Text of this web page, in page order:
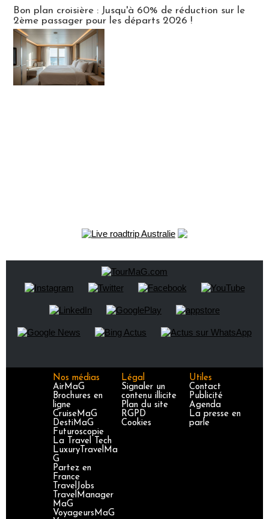
Bon plan croisière : Jusqu'à 60% de réduction sur le
2ème passager pour les départs 2026 !
Nos médias
AirMaG
Brochures en
ligne
CruiseMaG
DestiMaG
Futuroscopie
La Travel Tech
LuxuryTravelMa
G
Partez en
France
TravelJobs
TravelManager
MaG
VoyageursMaG
Légal
Signaler un
contenu illicite
Plan du site
RGPD
Cookies
Utiles
Contact
Publicité
Agenda
La presse en
parle